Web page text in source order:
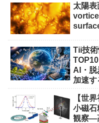
太陽
Tii技
AI・脱
加速
【世
小磁
観察―